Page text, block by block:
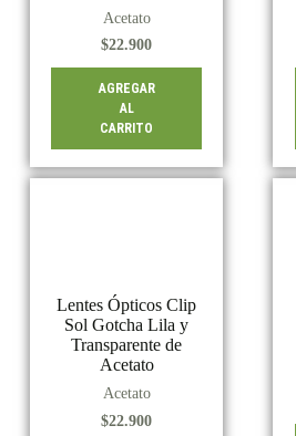
Acetato
$22.900
AGREGAR
AL
CARRITO
Lentes Ópticos Clip
Sol Gotcha Lila y
Transparente de
Acetato
Acetato
$22.900